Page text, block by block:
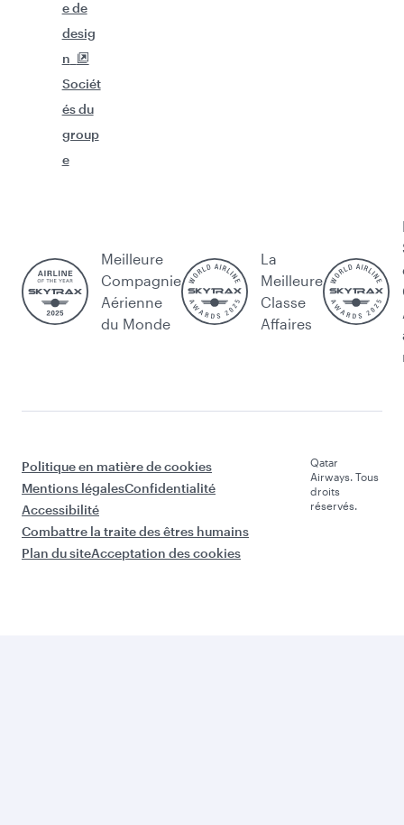
e de
desig
n
Sociét
és du
group
e
Meilleure
Compagnie
Aérienne
du Monde
La
Meilleure
Classe
Affaires
Politique en matière de cookies
Mentions légalesConfidentialité
Accessibilité
Combattre la traite des êtres humains
Plan du siteAcceptation des cookies
Qatar
Airways. Tous
droits
réservés.